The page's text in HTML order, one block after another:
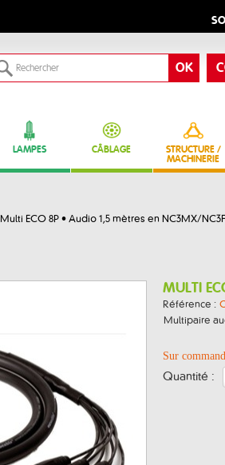
LAMPES CÂBLAGE
STRUCTURE /
MACHINERIE
Multi ECO 8P • Audio 1,5 mètres en NC3MX/
MULTI
Référence :
Multipaire
Sur
quantité :